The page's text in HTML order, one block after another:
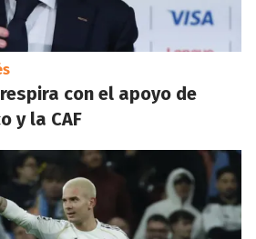
con el apoyo de
y la CAF